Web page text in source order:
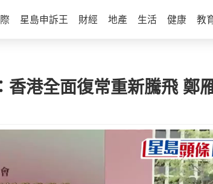
星島申訴王 財經 地產 生活 健康 教
港全面復常重新騰飛 鄭